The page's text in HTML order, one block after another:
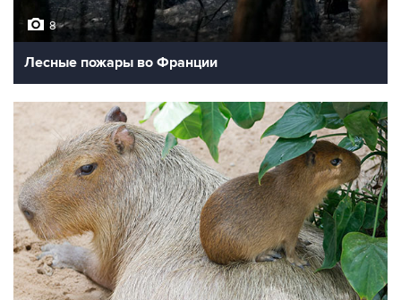
8
Лесные пожары во Франции